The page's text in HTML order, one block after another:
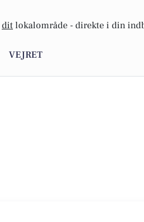
dit lokalområde - direkte i din
VEJRET